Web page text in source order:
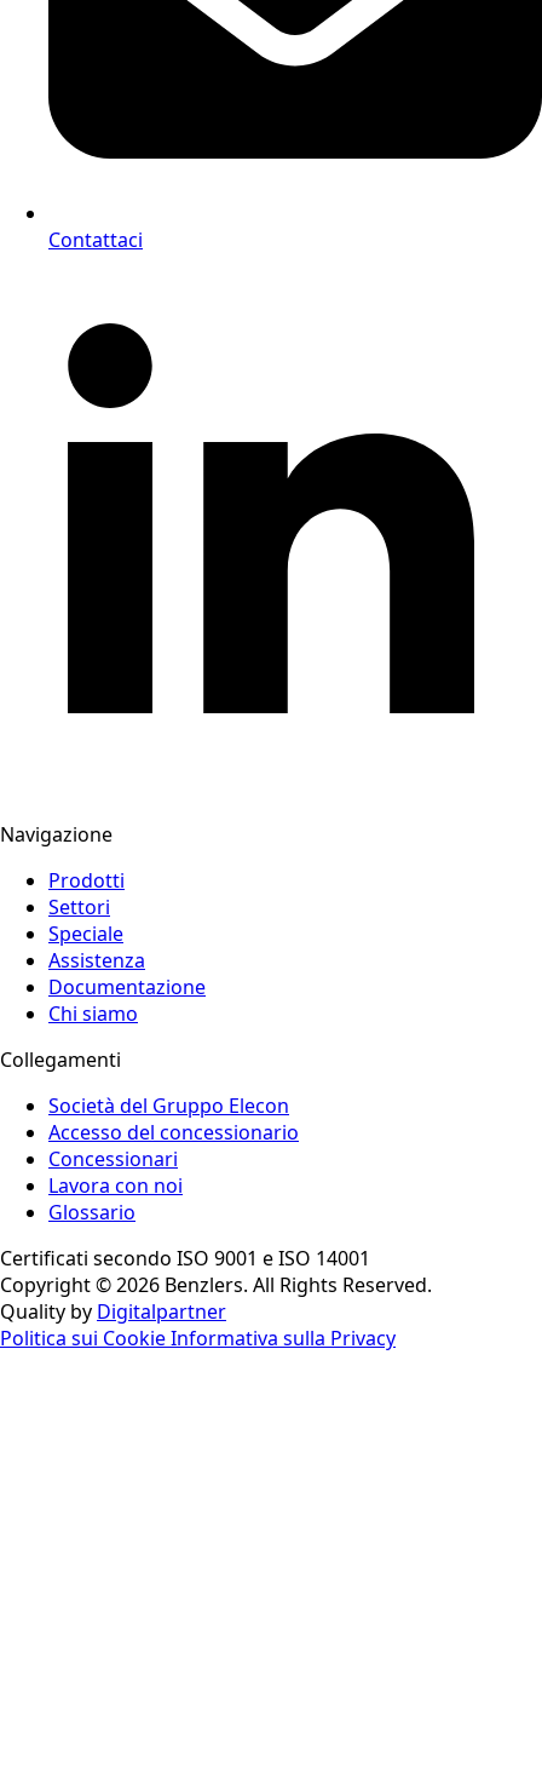
Contattaci
Navigazione
Prodotti
Settori
Speciale
Assistenza
Documentazione
Chi siamo
Collegamenti
Società del Gruppo Elecon
Accesso del concessionario
Concessionari
Lavora con noi
Glossario
Certificati secondo ISO 9001 e ISO 14001
Copyright © 2026 Benzlers. All Rights Reserved.
Quality by Digitalpartner
Politica sui CookieInformativa sulla Privacy